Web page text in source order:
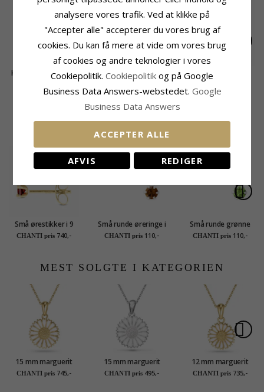
Hjerte infinity zirkon
vedhæng i rhodineret
sølv
10 mm marguerit
vedhæng i rhodineret
sølv - Marie
12 mm marguerit
vedhæng i rhodineret
sølv - Matilda
OGSÁ KØBT
Små ørestikker i 9
karat guld med
CHANTI pris 740,-
Små runde øreringe i
sølv - Little Ones
CHANTI pris 110,-
Små runde grønne
krystal øreringe i sølv
CHANTI pris 110,-
MEST SOLGTE I KATEGORIEN
15 mm marguerit
Halskæde med
CHANTI pris 745,-
15 mm marguerit
halskæde i sølv -
CHANTI pris 495,-
12 mm marguerit
halskæde i forgyldt
CHANTI pris 735,-
analysere vores trafik. Ved at klikke på
"Accepter alle" accepterer du vores brug af
cookies. Du kan få mere at vide om vores brug
af cookies og andre teknologier i vores
Cookiepolitik. Cookiepolitik og på Google
Business Data Answers-webstedet. Google
Business Data Answers
ACCEPTER ALLE
AFVIS REDIGER